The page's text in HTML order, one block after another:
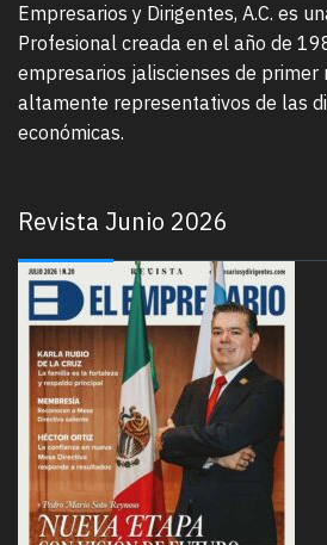
Empresarios y Dirigentes, A.C. es
Profesional creada en el año de
empresarios jaliscienses de primer
altamente representativos de las
económicas.
Revista Junio 2026